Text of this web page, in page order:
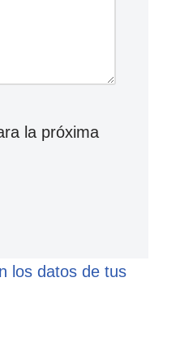
la próxima
los datos de tus